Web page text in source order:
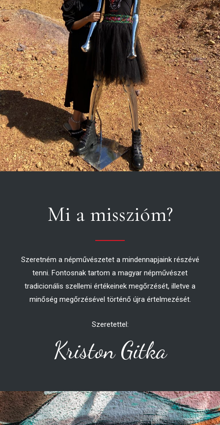
Mi a misszióm?
Szeretném a népművészetet a mindennapjaink részévé
tenni. Fontosnak tartom a magyar népművészet
tradicionális szellemi értékeinek megőrzését, illetve a
minőség megőrzésével történő újra értelmezését.
Szeretettel:
Kriston Gitka